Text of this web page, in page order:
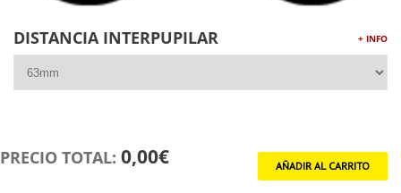
DISTANCIA INTERPUPILAR + INFO
PRECIO TOTAL: 0,00€